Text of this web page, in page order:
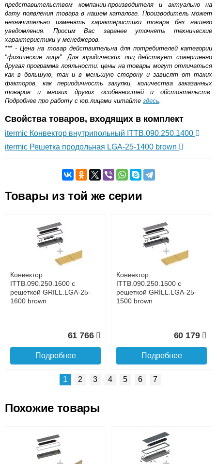
представительством компании-производителя и актуально на
дату появления товара в нашем каталоге. Производитель может
незначительно изменять характеристики товара без нашего
уведомления. Просим Вас заранее уточнять технические
характеристики у менеджеров.
*** - Цена на товар действительна для потребителей категории
"физические лица". Для юридических лиц действует совершенно
другая программа лояльности: цены на товары могут отличаться
как в большую, так и в меньшую сторону и зависят от таких
факторов, как периодичность закупки, количества заказанных
товаров и многих других особенностей и обстоятельств.
Подробнее про работу с юр.лицами читайте здесь.
Свойства товаров, входящих в комплект
itermic Конвектор внутрипольный ITTB.090.250.1400
itermic Решетка продольная LGA-25-1400 brown
Оставьте отзыв
Доставка сантехники по Москве и Московской области
до подъезда
Наличный расчёт
Банковской картой на сайте в режиме реального
времени
Банковской картой при получении товара как при
доставке, так и самовывозом
Интернет-деньгами (Yandex-деньги, Web-money,
Qiwi-кошельки и другие).
Безналичный расчёт (возможно и с НДС)
подробнее...
Товары из той же серии
Конвектор
ITTB.090.250.1600 с
решеткой GRILL.LGA-25-
1600 brown
61 766
Подробнее
Конвектор
ITTB.090.250.1500 с
решеткой GRILL.LGA-25-
1500 brown
60 179
Подробнее
ITTB.090.250.1300 с
решеткой GRILL.LGA-25-
1300 brown
ITTB.090.250.1200 с
решеткой GRILL.LGA-25-
1200 brown
1 2 3 4 5 6 7
Похожие товары